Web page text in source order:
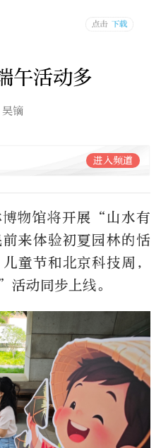
午活动多
镝
进入频道
物馆将开展“山水有
来体验初夏园林的恬
童节和北京科技周，
动同步上线。